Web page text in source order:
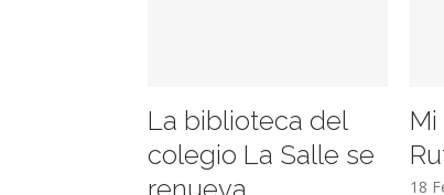
La biblioteca del
colegio La Salle se
18